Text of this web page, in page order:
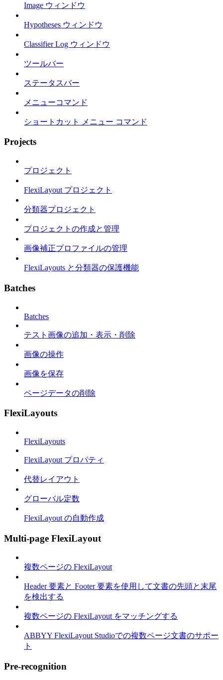
Image ウィンドウ
Hypotheses ウィンドウ
Classifier Log ウィンドウ
ツールバー
ステータスバー
メニューコマンド
ショートカット メニュー コマンド
Projects
プロジェクト
FlexiLayout プロジェクト
分類器プロジェクト
プロジェクトの作成と管理
画像補正プロファイルの管理
FlexiLayouts と分類器の保護機能
Batches
Batches
テスト画像の追加・表示・削除
画像の操作
画像を保存
ページデータの削除
FlexiLayouts
FlexiLayouts
FlexiLayout プロパティ
代替レイアウト
グローバル定数
FlexiLayout の自動作成
Multi-page FlexiLayout
複数ページの FlexiLayout
Header 要素と Footer 要素を使用して文書の先頭と末尾
を検出する
複数ページの FlexiLayout をマッチングする
ABBYY FlexiLayout Studioでの複数ページ文書のサポー
ト
Pre-recognition